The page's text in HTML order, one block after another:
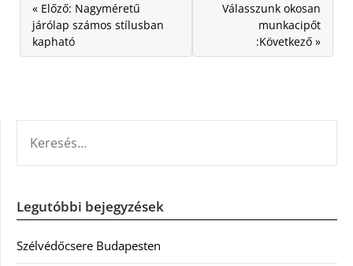
« Előző: Nagyméretű
járólap számos stílusban
kapható
Válasszunk okosan
munkacipőt
:Következő »
Legutóbbi bejegyzések
Szélvédőcsere Budapesten